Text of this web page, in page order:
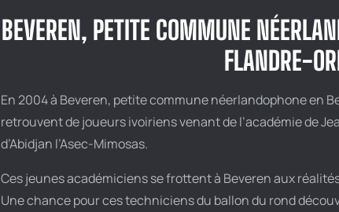
BEVEREN, PETITE COMMUNE
FLANDRE-
En 2004 à Beveren, petite commune néerlandophone en
retrouvent de joueurs ivoiriens venant de l’académie de
d’Abidjan l’Asec-Mimosas.
Ces jeunes académiciens se frottent à Beveren aux
Une chance pour ces techniciens du ballon du rond